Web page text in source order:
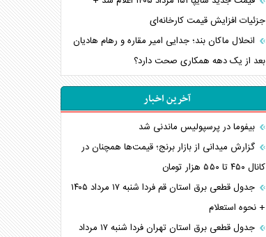
جزئیات افزایش قیمت کارخانه‌ای
انحلال ماکان بند؛ جدایی امیر مقاره و رهام هادیان
بعد از یک دهه همکاری صحت دارد؟
آخرین اخبار
بیفوما در پرسپولیس ماندنی شد
گزارش میدانی از بازار برنج؛ قیمت‌ها همچنان در
کانال ۴۵۰ تا ۵۵۰ هزار تومان
جدول قطعی برق استان قم فردا شنبه ۱۷ مرداد ۱۴۰۵
+ نحوه استعلام
جدول قطعی برق استان تهران فردا شنبه ۱۷ مرداد